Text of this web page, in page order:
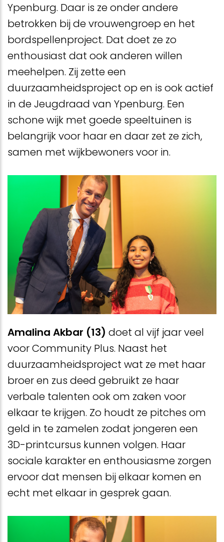
Ypenburg. Daar is ze onder andere
betrokken bij de vrouwengroep en het
bordspellenproject. Dat doet ze zo
enthousiast dat ook anderen willen
meehelpen. Zij zette een
duurzaamheidsproject op en is ook actief
in de Jeugdraad van Ypenburg. Een
schone wijk met goede speeltuinen is
belangrijk voor haar en daar zet ze zich,
samen met wijkbewoners voor in.
Amalina Akbar (13) doet al vijf jaar veel
voor Community Plus. Naast het
duurzaamheidsproject wat ze met haar
broer en zus deed gebruikt ze haar
verbale talenten ook om zaken voor
elkaar te krijgen. Zo houdt ze pitches om
geld in te zamelen zodat jongeren een
3D-printcursus kunnen volgen. Haar
sociale karakter en enthousiasme zorgen
ervoor dat mensen bij elkaar komen en
echt met elkaar in gesprek gaan.